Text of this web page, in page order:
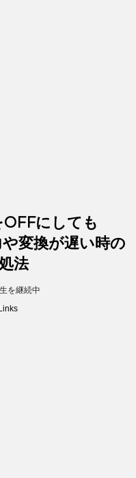
OFFにしても
変換が遅い時の
法
を継続中